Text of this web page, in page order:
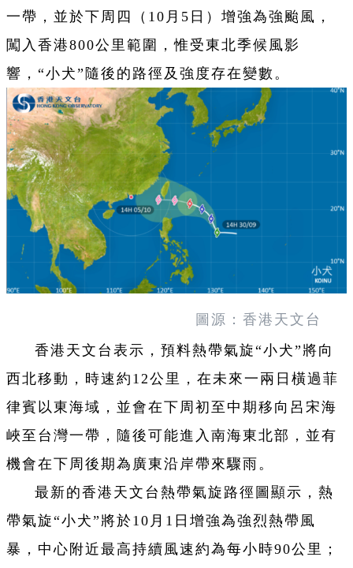
一帶，並於下周四（10月5日）增強為強颱風，
闖入香港800公里範圍，惟受東北季候風影
響，“小犬”隨後的路徑及強度存在變數。
圖源：香港天文台
香港天文台表示，預料熱帶氣旋“小犬”將向
西北移動，時速約12公里，在未來一兩日橫過菲
律賓以東海域，並會在下周初至中期移向呂宋海
峽至台灣一帶，隨後可能進入南海東北部，並有
機會在下周後期為廣東沿岸帶來驟雨。
最新的香港天文台熱帶氣旋路徑圖顯示，熱
帶氣旋“小犬”將於10月1日增強為強烈熱帶風
暴，中心附近最高持續風速約為每小時90公里；